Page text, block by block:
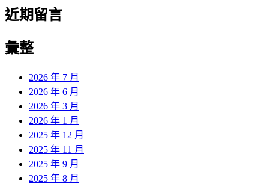
近期留言
彙整
2026 年 7 月
2026 年 6 月
2026 年 3 月
2026 年 1 月
2025 年 12 月
2025 年 11 月
2025 年 9 月
2025 年 8 月